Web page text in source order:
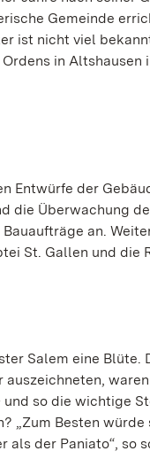
Gemeinde
ist nicht viel
in Altshausen
Entwürfe der
die Überwachung
an.
St. Gallen und die
Salem eine Blüte.
so die wichtige
„Zum Besten würde
der Paniato“, so